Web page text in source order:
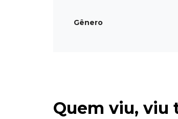
Gênero
Quem viu, viu